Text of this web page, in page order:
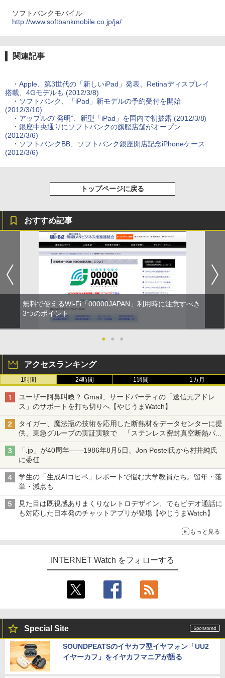
ソフトバンクモバイル
http://www.softbankmobile.co.jp/ja/
関連記事
・ Apple、第3世代の「新しいiPad」発表、Retinaディスプレイ
搭載、4Gモデルも (2012/3/8)
・ ソフトバンク、「iPad」新モデルの予約受付を開始
(2012/3/10)
・ アップルの“発明”、新型「iPad」を国内で初披露 (2012/3/8)
・ 銀座中央通りにソフトバンクの旗艦店舗がオープン
(2012/3/6)
・ ソフトバンクBB、ソフトバンク銀座開店記念iPhoneケース
(2012/3/6)
トップページに戻る
おすすめ記事
無料で使えるWi-Fi「00000JAPAN」利用時に注意すべき
3つのポイント
● ● ●
アクセスランキング
1時間 24時間 1週間 1カ月
ユーザー阿鼻叫喚？ Gmail、サードパーティの「送信元アドレ
ス」のサポートを打ち切りへ【やじうまWatch】
タイガー、魔法瓶の技術を応用した断熱材をデータセンターに提
供、東急グループの実証実験で 「ステンレス密封真空断熱パネ
ル TIVIP」
「.jp」が40周年――1986年8月5日、Jon Postel氏から村井純氏
に委任
学生の「生成AIコピペ」レポートで悩む大学教員たち。留年・落
単・減点も
見た目は既視感ありまくりなレトロデザイン、でもビデオ通話に
も対応した日本発のチャットアプリが登場【やじうまWatch】
もっと見る
INTERNET Watch をフォローする
Special Site
SOUNDPEATSのイヤカフ型イヤフォン「UU2
イヤーカフ」をイヤカフマニアが語る